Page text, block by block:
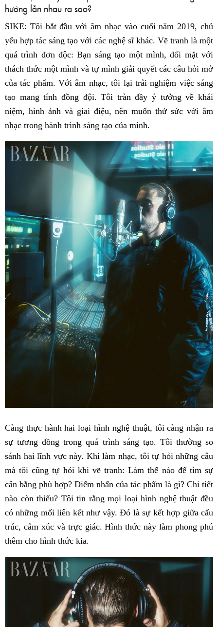
hưởng lẫn nhau ra sao?
SIKE: Tôi bắt đầu với âm nhạc vào cuối năm 2019, chủ
yếu hợp tác sáng tạo với các nghệ sĩ khác. Vẽ tranh là một
quá trình đơn độc: Bạn sáng tạo một mình, đối mặt với
thách thức một mình và tự mình giải quyết các câu hỏi mở
của tác phẩm. Với âm nhạc, tôi lại trải nghiệm việc sáng
tạo mang tính đồng đội. Tôi tràn đầy ý tưởng về khái
niệm, hình ảnh và giai điệu, nên muốn thử sức với âm
nhạc trong hành trình sáng tạo của mình.
Càng thực hành hai loại hình nghệ thuật, tôi càng nhận ra
sự tương đồng trong quá trình sáng tạo. Tôi thường so
sánh hai lĩnh vực này. Khi làm nhạc, tôi tự hỏi những câu
mà tôi cũng tự hỏi khi vẽ tranh: Làm thế nào để tìm sự
cân bằng phù hợp? Điểm nhấn của tác phẩm là gì? Chi tiết
nào còn thiếu? Tôi tin rằng mọi loại hình nghệ thuật đều
có những mối liên kết như vậy. Đó là sự kết hợp giữa cấu
trúc, cảm xúc và trực giác. Hình thức này làm phong phú
thêm cho hình thức kia.